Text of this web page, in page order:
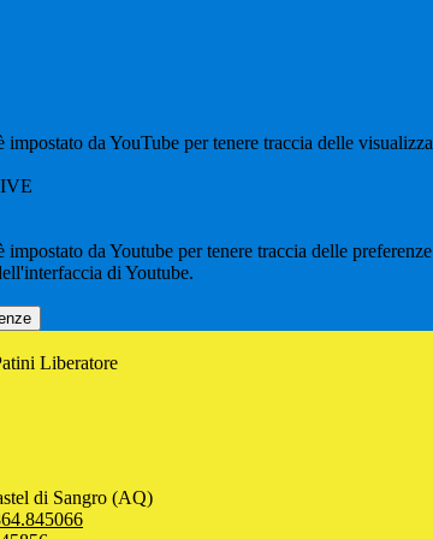
impostato da YouTube per tenere traccia delle
impostato da Youtube per tenere traccia delle
di Youtube.
Liberatore
di Sangro (AQ)